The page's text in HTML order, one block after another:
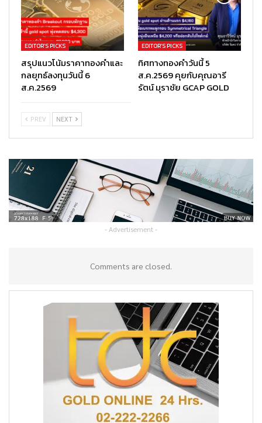
EDITOR’S PICKS
สรุปแนวโน้มราคาทองคำและ
กลยุทธ์ลงทุนวันนี้ 6
ส.ค.2569
EDITOR’S PICKS
ทิศทางทองคำวันนี้ 5
ส.ค.2569 คุยกับคุณอารี
รัตน์ มุราชัย GCAP GOLD
PREV NEXT
- Advertisement -
Comments are closed.